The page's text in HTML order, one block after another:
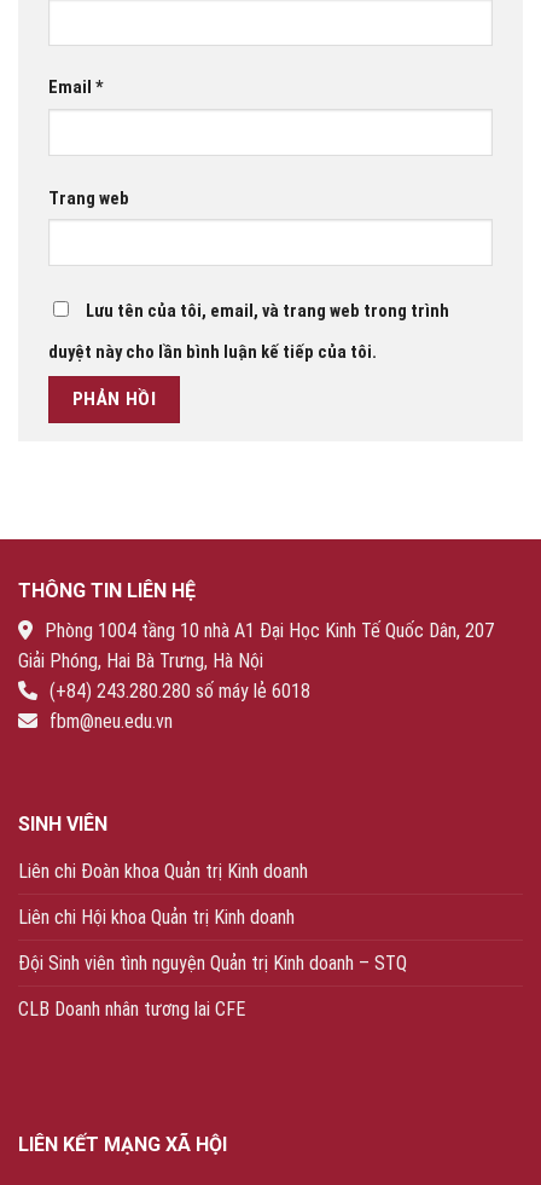
Email *
Trang web
Lưu tên của tôi, email, và trang web trong trình
duyệt này cho lần bình luận kế tiếp của tôi.
THÔNG TIN LIÊN HỆ
Phòng 1004 tầng 10 nhà A1 Đại Học Kinh Tế Quốc Dân, 207
Giải Phóng, Hai Bà Trưng, Hà Nội
(+84) 243.280.280 số máy lẻ 6018
fbm@neu.edu.vn
SINH VIÊN
Liên chi Đoàn khoa Quản trị Kinh doanh
Liên chi Hội khoa Quản trị Kinh doanh
Đội Sinh viên tình nguyện Quản trị Kinh doanh – STQ
CLB Doanh nhân tương lai CFE
LIÊN KẾT MẠNG XÃ HỘI